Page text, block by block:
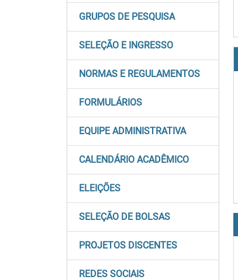
GRUPOS DE PESQUISA
SELEÇÃO E INGRESSO
NORMAS E REGULAMENTOS
FORMULÁRIOS
EQUIPE ADMINISTRATIVA
CALENDÁRIO ACADÊMICO
ELEIÇÕES
SELEÇÃO DE BOLSAS
PROJETOS DISCENTES
REDES SOCIAIS